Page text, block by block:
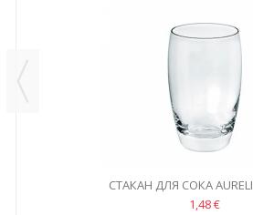
CТАКАН ДЛЯ СОКА
1,48 €